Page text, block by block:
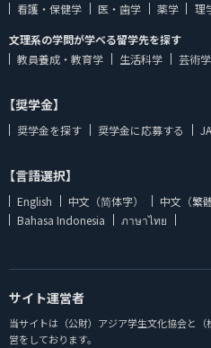
看護・保健学
医・歯学 薬学 理
文理系の学問が学べる留学先を探す
教員養成・教育学
生活科学 芸術学
【奨学金】
奨学金を探す 奨学金に応募する
【言語選択】
English 中文（简体字） 中文（繁
Bahasa Indonesia
ภาษาไทย
サイト運営者
当サイトは（公財）アジア学生文化協会と
営をしております。